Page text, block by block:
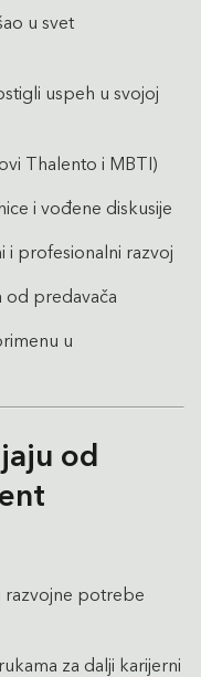
u svet
uspeh u svojoj
Thalento i MBTI)
i vođene diskusije
i profesionalni razvoj
od predavača
u
od
razvojne potrebe
za dalji karijerni